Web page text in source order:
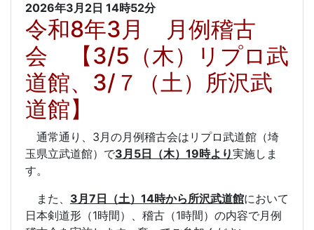
2026年3月2日 14時52分
令和8年3月 月例稽古
会 【3/5（木）リプロ武
道館、3/７（土）所沢武
道館】
通常通り、3月の月例稽古会はリプロ武道館（埼
玉県立武道館）で3月5日（木）19時より実施しま
す。
また、 3月7日（土）14時から所沢武道館において
日本剣道形（1時間）、稽古（1時間）の内容で月例